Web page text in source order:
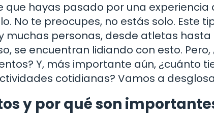
que hayas pasado por una experiencia
No te preocupes, no estás solo. Este
muchas personas, desde atletas hasta
se encuentran lidiando con esto. Pero,
Y, más importante aún, ¿cuánto
cotidianas? Vamos a
y por qué son